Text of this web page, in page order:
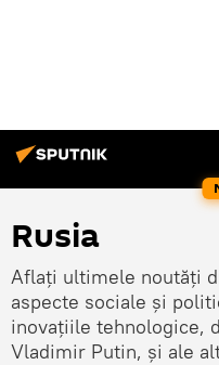
Rusia
Aflați ultimele noutăți
aspecte sociale și
inovațiile tehnologice,
Vladimir Putin, și ale